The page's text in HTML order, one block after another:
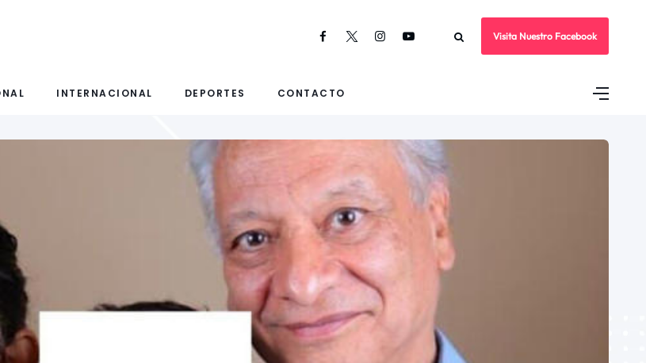
Visita Nuestro Facebook
INTERNACIONAL DEPORTES CONTACTO